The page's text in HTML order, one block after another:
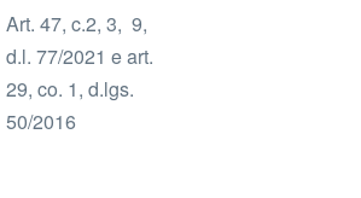
Art. 47, c.2, 3, 9,
d.l. 77/2021 e art.
29, co. 1, d.lgs.
50/2016